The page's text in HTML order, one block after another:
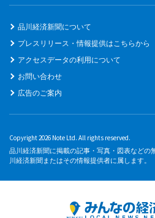
品川経済新聞について
プレスリリース・情報提供はこちらから
アクセスデータの利用について
お問い合わせ
広告のご案内
Copyright 2026 Note Ltd. All rights reserved.
品川経済新聞に掲載の記事・写真・図表などの
川経済新聞またはその情報提供者に属します。